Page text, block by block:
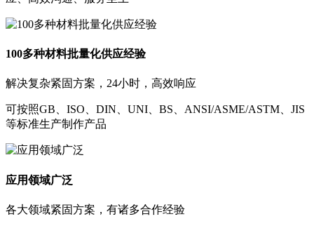
100多种材料批量化供应经验
解决复杂紧固方案，24小时，高效响应
可按照GB、ISO、DIN、UNI、BS、ANSI/ASME/ASTM、JIS
等标准生产制作产品
应用领域广泛
各大领域紧固方案，有诸多合作经验